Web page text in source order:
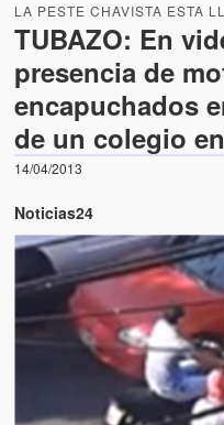
Home
¡Bienvenido!
Todos Unidos por
Acerca de este blog
Artículos
El Tipo y los Rojos en
Teques)
Hablé con Chavistas (I
LA PESTE CHAVISTA ESTA
TUBAZO: En
presencia de
encapuchados
de un colegio
14/04/2013
Noticias24